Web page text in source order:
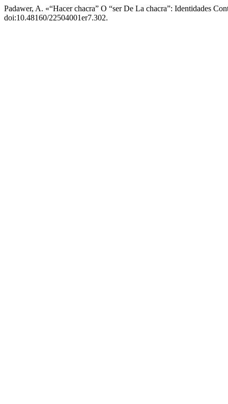
Padawer, A. «“Hacer chacra” O “ser De La chacra”: Identidades
doi:10.48160/22504001er7.302.